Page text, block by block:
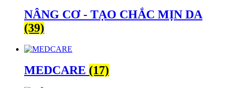
NÂNG CƠ - TẠO CHẮC MỊN DA
(39)
MEDCARE (17)